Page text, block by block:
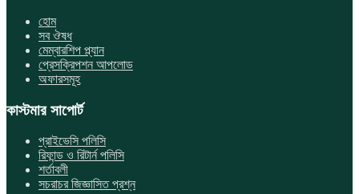
হোম
সব ঔষধ
মেম্বারশিপ প্ল্যান
প্রেসক্রিপশন আপলোড
অফারসমূহ
কাস্টমার সাপোর্ট
প্রাইভেসি পলিসি
রিফান্ড ও রিটার্ন পলিসি
শর্তাবলী
সচরাচর জিজ্ঞাসিত প্রশ্ন